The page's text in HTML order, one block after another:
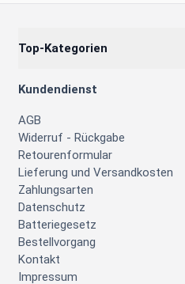
Top-Kategorien
Kundendienst
AGB
Widerruf - Rückgabe
Retourenformular
Lieferung und Versandkosten
Zahlungsarten
Datenschutz
Batteriegesetz
Bestellvorgang
Kontakt
Impressum